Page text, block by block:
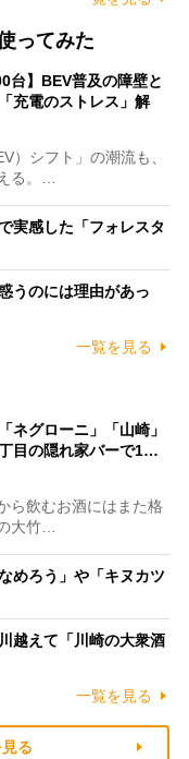
ってみた
台】BEV普及の障壁と
充電のストレス」解
）シフト」の潮流も、
る。…
実感した「フォレスタ
うのには理由があっ
一覧を見る
ネグローニ」「山崎」
目の隠れ家バーで1…
ら飲むお酒にはまた格
大竹…
めろう」や「キヌカツ
越えて「川崎の大衆酒
一覧を見る
る